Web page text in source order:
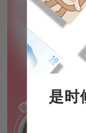
是时